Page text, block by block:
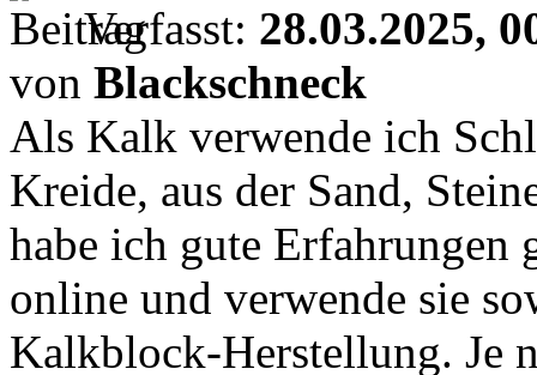
Verfasst: 28.03.2025,
von Blackschneck
Als Kalk verwende ich
Kreide, aus der Sand,
habe ich gute Erfahrungen
online und verwende sie
Kalkblock-Herstellung. Je